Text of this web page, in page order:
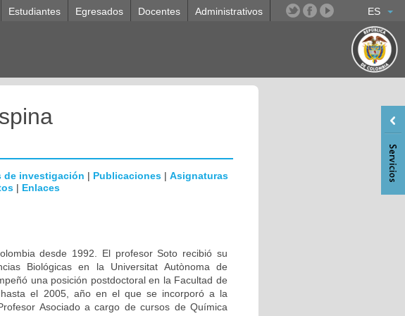
ES
Estudiantes Egresados Docentes Administrativos
de investigación | Publicaciones | Asignaturas
| Enlaces
desde 1992. El profesor Soto recibió su
Biológicas en la Universitat Autònoma de
una posición postdoctoral en la Facultad de
el 2005, año en el que se incorporó a la
Asociado a cargo de cursos de Química